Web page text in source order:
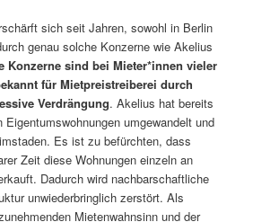
sich seit Jahren, sowohl in Berlin
genau solche Konzerne wie Akelius
Konzerne sind bei Mieter*innen vieler
für Mietpreistreiberei durch
Verdrängung. Akelius hat bereits
umgewandelt und
Es ist zu befürchten, dass
Zeit diese Wohnungen einzeln an
Dadurch wird nachbarschaftliche
unwiederbringlich zerstört. Als
Mietenwahnsinn und der